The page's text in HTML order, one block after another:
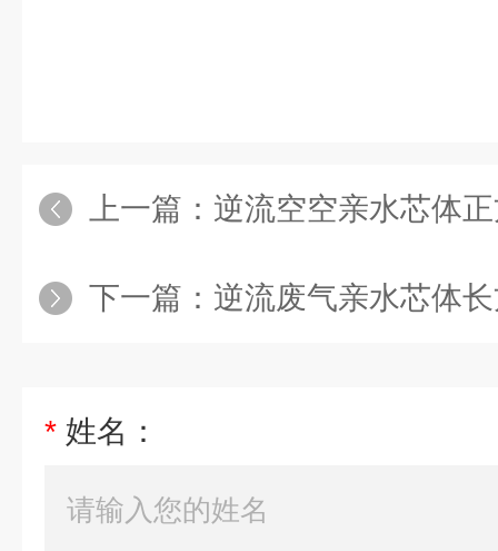
上一篇： 逆流空空亲水芯体
下一篇： 逆流废气亲水芯体
* 姓名：